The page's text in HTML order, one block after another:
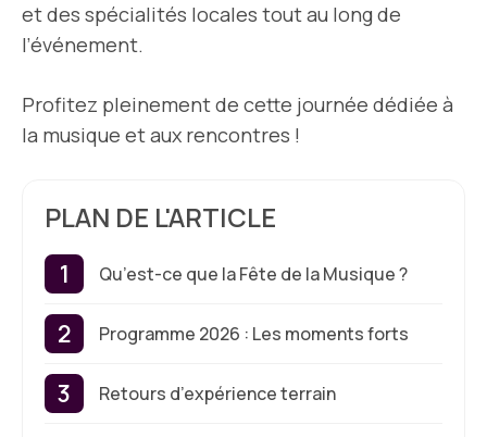
et des spécialités locales tout au long de
l’événement.
Profitez pleinement de cette journée dédiée à
la musique et aux rencontres !
PLAN DE L'ARTICLE
Qu’est-ce que la Fête de la Musique ?
Programme 2026 : Les moments forts
Retours d’expérience terrain